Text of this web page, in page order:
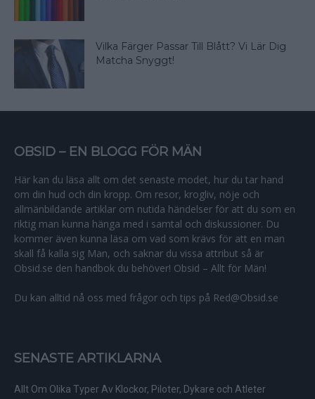
Vilka Färger Passar Till Blått? Vi Lär Dig
Matcha Snyggt!
OBSID – EN BLOGG FÖR MÄN
Här kan du läsa allt om det senaste modet, hur du tar hand
om din hud och din kropp. Om resor, krogliv, nöje och
allmänbildande artiklar om nutida händelser för att du som en
riktig man kunna hänga med i samtal och diskussioner. Du
kommer även kunna läsa om vad som krävs för att en man
skall få kalla sig Man, och saknar du vissa attribut så är
Obsid.se den handbok du behöver! Obsid – Allt för Män!
Du kan alltid nå oss med frågor och tips på Red@Obsid.se
SENASTE ARTIKLARNA
Allt Om Olika Typer Av Klockor, Piloter, Dykare och Atleter